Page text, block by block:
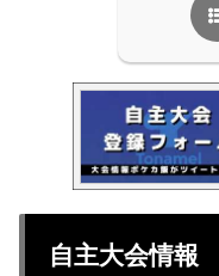
自主大会情報